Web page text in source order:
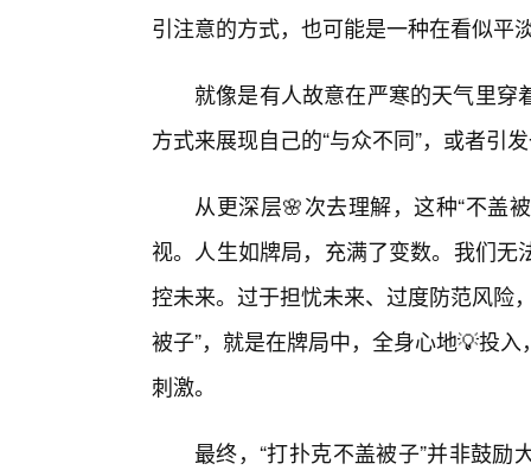
引注意的方式，也可能是一种在看似平
就像是有人故意在严寒的天气里
方式来展现自己的“与众不同”，或者引
从更深层🌸次去理解，这种“不盖
视。人生如牌局，充满了变数。我们
控未来。过于担忧未来、过度防范风险
被子”，就是在牌局中，全身心地💡投
刺激。
最终，“打扑克不盖被子”并非鼓